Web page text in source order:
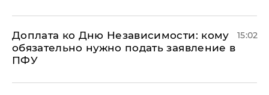
Доплата ко Дню Независимости: кому
обязательно нужно подать заявление в
ПФУ
15:02